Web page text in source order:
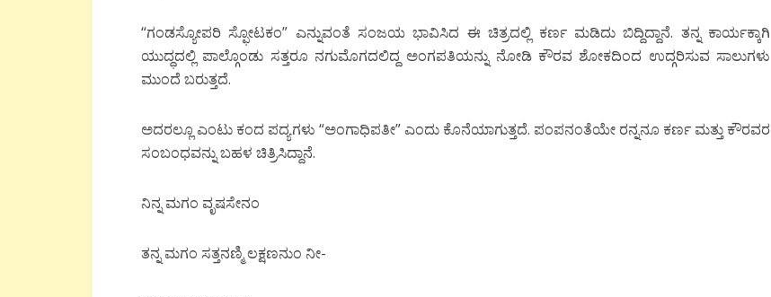
“ಗಂಡಸ್ಯೋಪರಿ ಸ್ಫೋಟಕಂ” ಎನ್ನುವಂತೆ ಸಂಜಯ ಭಾವಿಸಿದ ಈ ಚಿತ್ರದಲ್ಲಿ ಕರ್ಣ ಮಡಿದು ಬಿದ್ದಿದ್ದಾನೆ. ತನ್ನ ಕಾರ್ಯಕ್ಕಾಗಿ
ಯುದ್ಧದಲ್ಲಿ ಪಾಲ್ಗೊಂಡು ಸತ್ತರೂ ನಗುಮೊಗದಲಿದ್ದ ಅಂಗಪತಿಯನ್ನು ನೋಡಿ ಕೌರವ ಶೋಕದಿಂದ ಉದ್ಗರಿಸುವ ಸಾಲುಗಳು
ಮುಂದೆ ಬರುತ್ತದೆ.
ಅದರಲ್ಲೂ ಎಂಟು ಕಂದ ಪದ್ಯಗಳು “ಅಂಗಾಧಿಪತೀ” ಎಂದು ಕೊನೆಯಾಗುತ್ತದೆ. ಪಂಪನಂತೆಯೇ ರನ್ನನೂ ಕರ್ಣ ಮತ್ತು ಕೌರವರ
ಸಂಬಂಧವನ್ನು ಬಹಳ ಚಿತ್ರಿಸಿದ್ದಾನೆ.
ನಿನ್ನ ಮಗಂ ವೃಷಸೇನಂ
ತನ್ನ ಮಗಂ ಸತ್ತನಣ್ಮಿ ಲಕ್ಷಣನುಂ ನೀ-